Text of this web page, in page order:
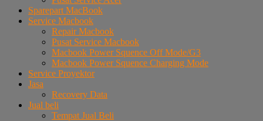
Sparepart MacBook
Service Macbook
Repair Macbook
Pusat Service Macbook
Macbook Power Squence Off Mode/G3
Macbook Power Squence Charging Mode
Service Proyektor
Jasa
Recovery Data
Jual beli
Tempat Jual Beli